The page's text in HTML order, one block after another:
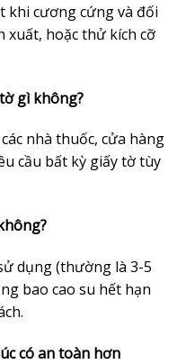
khi cương cứng và đối
xuất, hoặc thử kích cỡ
gì không?
nhà thuốc, cửa hàng
cầu bất kỳ giấy tờ tùy
dụng (thường là 3-5
bao cao su hết hạn
có an toàn hơn